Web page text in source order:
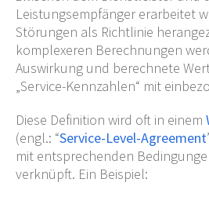
Leistungsempfänger erarbeitet
Störungen als Richtlinie
komplexeren Berechnungen
Auswirkung und berechnete
„Service-Kennzahlen“ mit
Diese Definition wird oft in einem
(engl.: “Service-Level-Agreement
mit entsprechenden
verknüpft. Ein Beispiel: